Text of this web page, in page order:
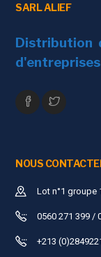
SARL ALIEF
Distribution
d'entreprises
NOUS
Lot n°1 groupe
0560 271 399 /
+213